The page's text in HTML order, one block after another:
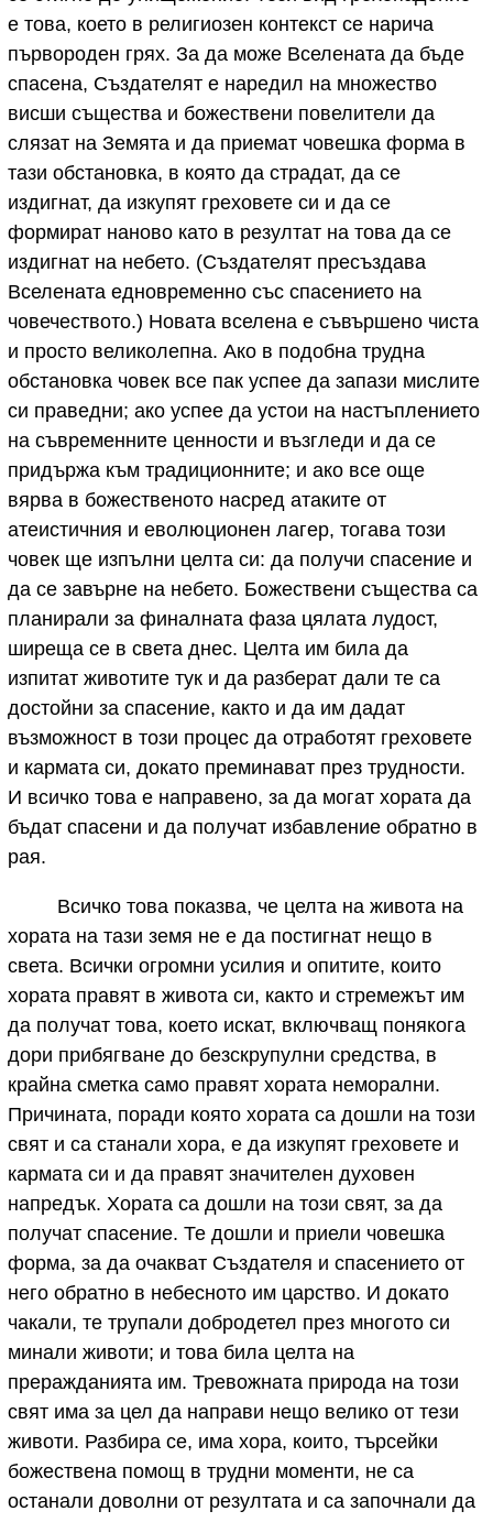
е това, което в религиозен контекст се нарича
първороден грях. За да може Вселената да бъде
спасена, Създателят е наредил на множество
висши същества и божествени повелители да
слязат на Земята и да приемат човешка форма в
тази обстановка, в която да страдат, да се
издигнат, да изкупят греховете си и да се
формират наново като в резултат на това да се
издигнат на небето. (Създателят пресъздава
Вселената едновременно със спасението на
човечеството.) Новата вселена е съвършено чиста
и просто великолепна. Ако в подобна трудна
обстановка човек все пак успее да запази мислите
си праведни; ако успее да устои на настъплението
на съвременните ценности и възгледи и да се
придържа към традиционните; и ако все още
вярва в божественото насред атаките от
атеистичния и еволюционен лагер, тогава този
човек ще изпълни целта си: да получи спасение и
да се завърне на небето. Божествени същества са
планирали за финалната фаза цялата лудост,
ширеща се в света днес. Целта им била да
изпитат животите тук и да разберат дали те са
достойни за спасение, както и да им дадат
възможност в този процес да отработят греховете
и кармата си, докато преминават през трудности.
И всичко това е направено, за да могат хората да
бъдат спасени и да получат избавление обратно в
рая.
Всичко това показва, че целта на живота на
хората на тази земя не е да постигнат нещо в
света. Всички огромни усилия и опитите, които
хората правят в живота си, както и стремежът им
да получат това, което искат, включващ понякога
дори прибягване до безскрупулни средства, в
крайна сметка само правят хората неморални.
Причината, поради която хората са дошли на този
свят и са станали хора, е да изкупят греховете и
кармата си и да правят значителен духовен
напредък. Хората са дошли на този свят, за да
получат спасение. Те дошли и приели човешка
форма, за да очакват Създателя и спасението от
него обратно в небесното им царство. И докато
чакали, те трупали добродетел през многото си
минали животи; и това била целта на
преражданията им. Тревожната природа на този
свят има за цел да направи нещо велико от тези
животи. Разбира се, има хора, които, търсейки
божествена помощ в трудни моменти, не са
останали доволни от резултата и са започнали да